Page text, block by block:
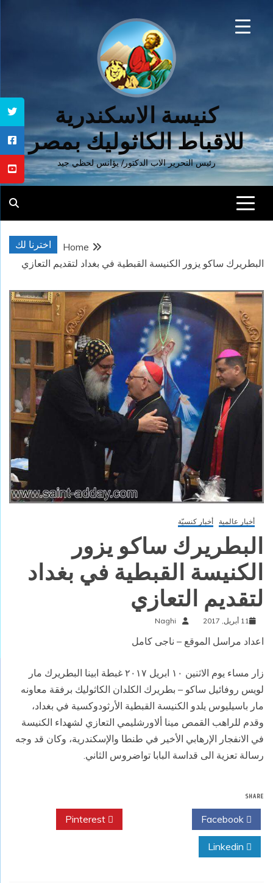
كنيسة الاسكندرية
للاقباط الكاثوليك بمصر
رئيس التحرير الاب الدكتور/ يؤانس لحظي جيد
اخترنا لك
Home
البطريرك ساكو يزور الكنيسة القبطية في بغداد لتقديم التعازي
أخبار عالمية أخبار كنسيّة
البطريرك ساكو يزور
الكنيسة القبطية في بغداد
لتقديم التعازي
11 أبريل, 2017 Naghi
اعداد مراسل الموقع – ناجى كامل
زار مساء يوم الاثنين ١٠ ابريل ٢٠١٧ غبطة ابينا البطريرك مار
لويس روفائيل ساكو – بطريرك الكلدان الكاثوليك برفقة معاونه
مار باسيليوس يلدو الكنيسة القبطية الأرثودوكسية في بغداد،
وقدم للراهب القمص مينا ألاورشليمي التعازي لشهداء الكنيسة
في الانفجار الإرهابي الأخير في طنطا والإسكندرية، وكان قد وجه
رسالة تعزية الى قداسة البابا تواضروس الثاني.
SHARE